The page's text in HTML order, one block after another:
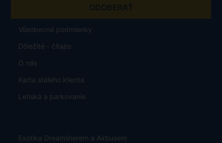
Všeobecné podmienky
Dôležité - čítajte
O nás
Karta stáleho klienta
Letiská a parkovanie
Exotika Dreamlinerem a Airbusem